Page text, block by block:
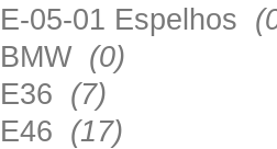
E-05-01 Espelhos
BMW (0)
E36 (7)
E46 (17)